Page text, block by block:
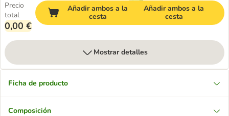
Precio
total
0,00 €
Añadir ambos a la
cesta
Añadir ambos a la
cesta
Mostrar detalles
Ficha de producto
Composición